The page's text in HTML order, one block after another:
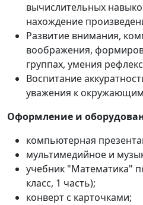
вычислительных
нахождение
Развитие внимания,
воображения,
группах, умения
Воспитание
уважения к
Оформление и
компьютерная
мультимедийное и
учебник "Математика"
класс, 1 часть);
конверт с карточками;